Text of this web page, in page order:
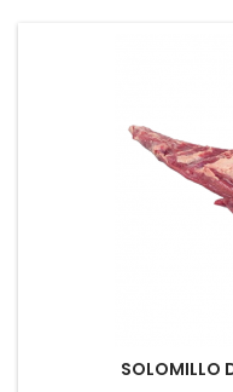
SOLOMILLO